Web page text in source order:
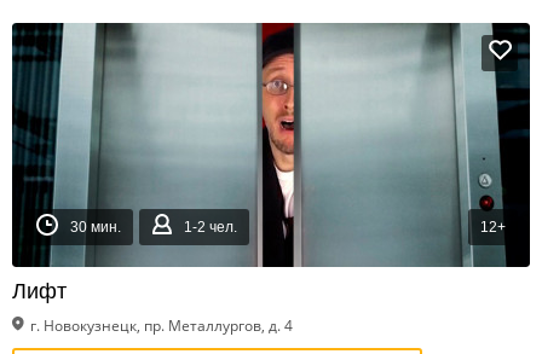
30 мин. 1-2 чел. 12+
Лифт
г. Новокузнецк, пр. Металлургов, д. 4